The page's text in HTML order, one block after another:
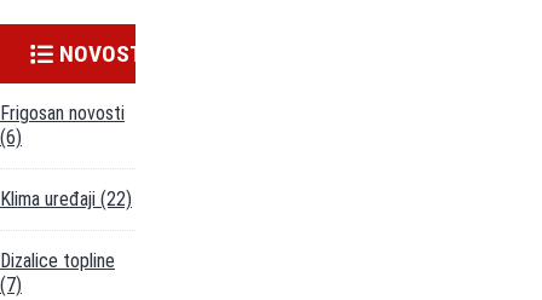
NOVOSTI
Frigosan novosti
(6)
Klima uređaji (22)
Dizalice topline
(7)